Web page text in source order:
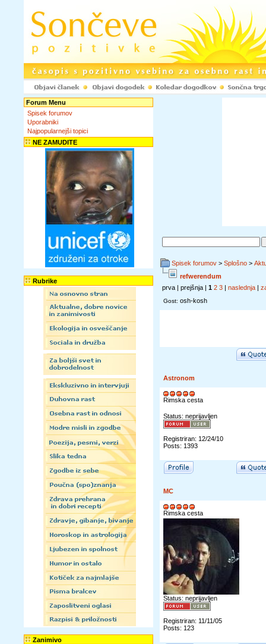
Forum Menu
Spisek forumov
Uporabniki
Najpopularnejši topici
NE ZAMUDITE
Rubrike
Zanimivo
Spisek forumov > Splošno >
refwerendum
prva | prejšnja | 1 2 3 | naslednja |
Gost: osh-kosh
Astronom
Rimska cesta
Status: neprijavljen
Registriran: 12/24/10
Posts: 1393
MC
Rimska cesta
Status: neprijavljen
Registriran: 11/11/05
Posts: 123